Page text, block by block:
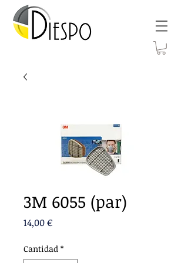
3M 6055 (par)
14,00 €Precio
Cantidad *